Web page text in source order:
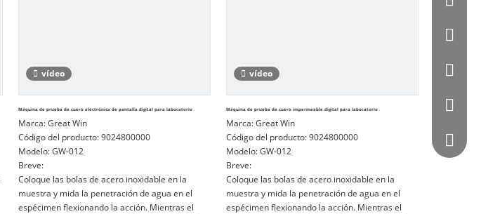
vídeo
Máquina de prueba de cuero electrónica de pantalla digital para laboratorio
Marca:Great Win
Código del producto:9024800000
Modelo:GW-012
Breve:
Coloque las bolas de acero inoxidable en la
muestra y mida la penetración de agua en el
espécimen flexionando la acción. Mientras el
vídeo
Máquina de prueba de cuero impermeable digital para laboratorio
Marca:Great Win
Código del producto:9024800000
Modelo:GW-012
Breve:
Coloque las bolas de acero inoxidable en la
muestra y mida la penetración de agua en el
espécimen flexionando la acción. Mientras el